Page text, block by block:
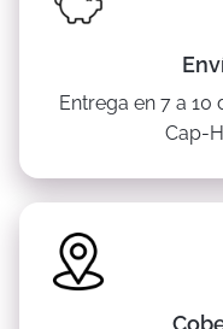
Entrega en 7 a
Cap-